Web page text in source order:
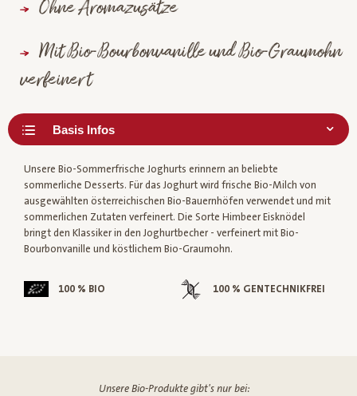
Ohne Aromazusätze
Mit Bio-Bourbonvanille und Bio-Graumohn
verfeinert
Unsere Bio-Sommerfrische Joghurts erinnern an beliebte
sommerliche Desserts. Für das Joghurt wird frische Bio-Milch von
ausgewählten österreichischen Bio-Bauernhöfen verwendet und mit
sommerlichen Zutaten verfeinert. Die Sorte Himbeer Eisknödel
bringt den Klassiker in den Joghurtbecher - verfeinert mit Bio-
Bourbonvanille und köstlichem Bio-Graumohn.
100 % BIO 100 % GENTECHNIKFREI
Unsere Bio-Produkte gibt's nur bei: